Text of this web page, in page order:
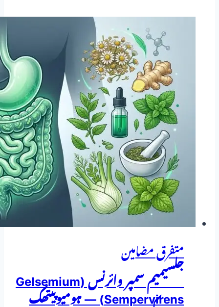
—
ہومیوپیتھک
دوا
کا
مکمل
تعارف
متفرق مضامین
جلسیمیم سمپر وائرنس (Gelsemium
Sempervirens) — ہومیوپیتھک